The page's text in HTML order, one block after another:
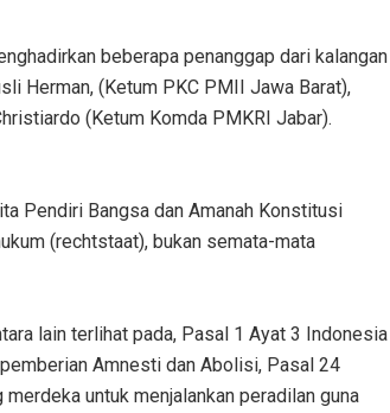
beberapa penanggap dari kalangan
Herman, (Ketum PKC PMII Jawa Barat),
(Ketum Komda PMKRI Jabar).
Pendiri Bangsa dan Amanah Konstitusi
(rechtstaat), bukan semata-mata
lain terlihat pada, ‎Pasal 1 Ayat 3 Indonesia
Amnesti dan Abolisi, Pasal 24
untuk menjalankan peradilan guna